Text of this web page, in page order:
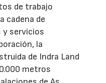
de trabajo
cadena de
y servicios
la
de Indra Land
metros